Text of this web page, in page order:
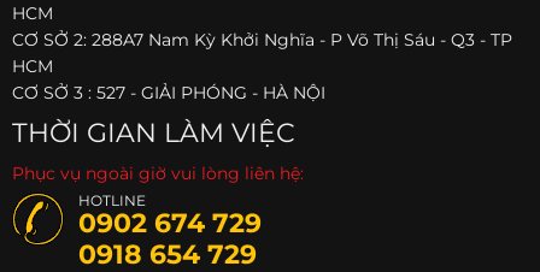
HCM
CƠ SỞ 2: 288A7 Nam Kỳ Khởi Nghĩa - P Võ Thị Sáu - Q3 - TP
HCM
CƠ SỞ 3 : 527 - GIẢI PHÓNG - HÀ NỘI
THỜI GIAN LÀM VIỆC
Phục vụ ngoài giờ vui lòng liên hệ:
HOTLINE
0902 674 729
0918 654 729